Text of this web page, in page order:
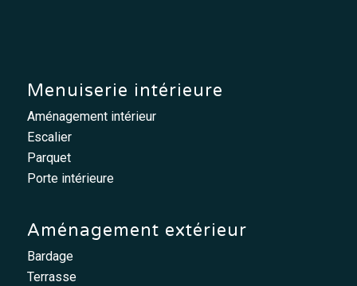
Menuiserie intérieure
Aménagement intérieur
Escalier
Parquet
Porte intérieure
Aménagement extérieur
Bardage
Terrasse